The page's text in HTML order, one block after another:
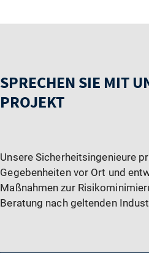
SPRECHEN SIE MIT
PROJEKT
Unsere Sicherheitsingenieure
Gegebenheiten vor Ort und
Maßnahmen zur
Beratung nach geltenden